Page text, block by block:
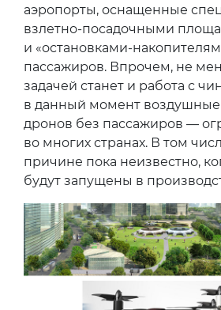
аэропорты, оснащенные
взлетно-посадочными
и «остановками-
пассажиров. Впрочем, не
задачей станет и работа с
в данный момент
дронов без пассажиров —
во многих странах. В том
причине пока неизвестно,
будут запущены в